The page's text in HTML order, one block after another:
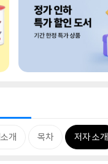
개 목차 저자 소개